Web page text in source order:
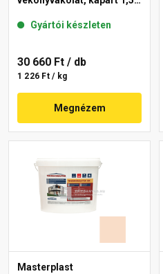
Gyártói készleten
30 660 Ft / db
1 226 Ft / kg
Megnézem
Masterplast